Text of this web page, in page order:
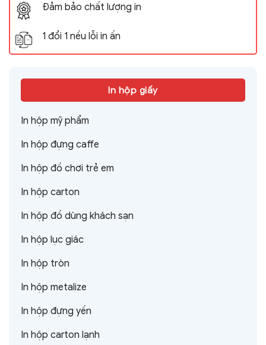
Đảm bảo chất lượng in
1 đổi 1 nếu lỗi in ấn
In hộp giấy
In hộp mỹ phẩm
In hộp đựng caffe
In hộp đồ chơi trẻ em
In hộp carton
In hộp đồ dùng khách sạn
In hộp lục giác
In hộp tròn
In hộp metalize
In hộp đựng yến
In hộp carton lạnh